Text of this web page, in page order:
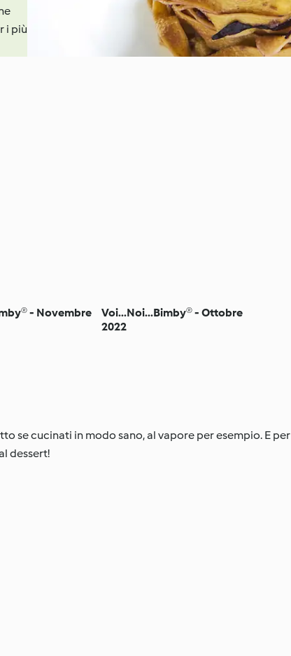
i più
- Novembre
Voi...Noi...Bimby® - Ottobre
2022
se cucinati in modo sano, al vapore per esempio. E per
dessert!